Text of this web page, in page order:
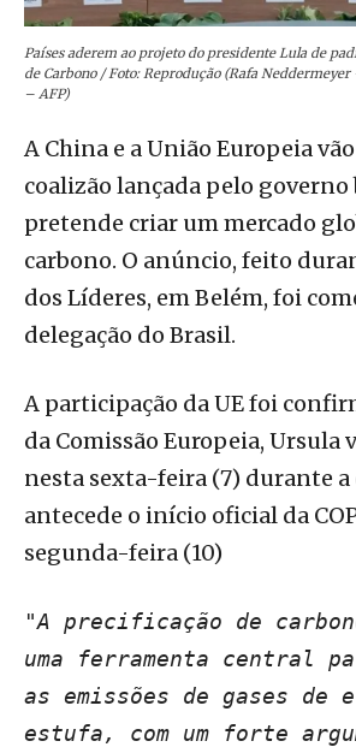
Países aderem ao projeto do presidente Lula de
de Carbono / Foto: Reprodução (Rafa
– AFP)
A China e a União Europeia
coalizão lançada pelo governo
pretende criar um mercado
carbono. O anúncio, feito
dos Líderes, em Belém, foi
delegação do Brasil.
A participação da UE foi
da Comissão Europeia, Ursula
nesta sexta-feira (7) durante a
antecede o início oficial da
segunda-feira (10)
"A precificação de
uma ferramenta central
as emissões de gases de
estufa, com um forte